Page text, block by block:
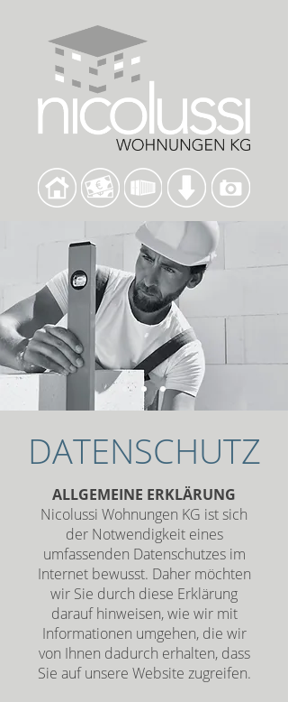
ALLGEMEINE ERKLÄRUNG
Nicolussi Wohnungen KG ist sich
der Notwendigkeit eines
umfassenden Datenschutzes im
Internet bewusst. Daher möchten
wir Sie durch diese Erklärung
darauf hinweisen, wie wir mit
Informationen umgehen, die wir
von Ihnen dadurch erhalten, dass
Sie auf unsere Website zugreifen.
DATENSCHUTZ